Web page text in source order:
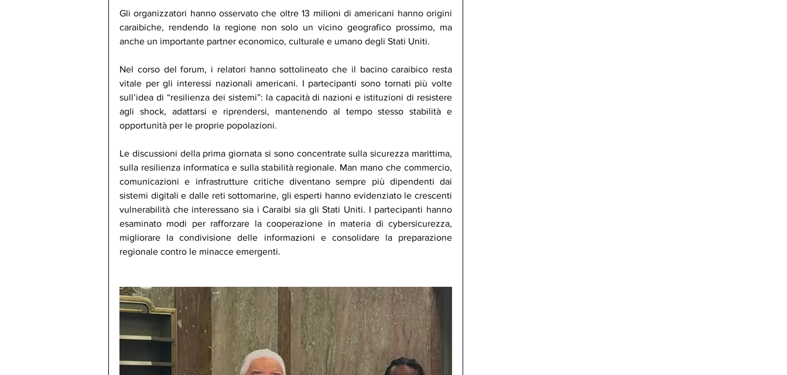
Gli organizzatori hanno osservato che oltre 13 milioni di americani hanno origini
caraibiche, rendendo la regione non solo un vicino geografico prossimo, ma
anche un importante partner economico, culturale e umano degli Stati Uniti.
Nel corso del forum, i relatori hanno sottolineato che il bacino caraibico resta
vitale per gli interessi nazionali americani. I partecipanti sono tornati più volte
sull’idea di “resilienza dei sistemi”: la capacità di nazioni e istituzioni di resistere
agli shock, adattarsi e riprendersi, mantenendo al tempo stesso stabilità e
opportunità per le proprie popolazioni.
Le discussioni della prima giornata si sono concentrate sulla sicurezza marittima,
sulla resilienza informatica e sulla stabilità regionale. Man mano che commercio,
comunicazioni e infrastrutture critiche diventano sempre più dipendenti dai
sistemi digitali e dalle reti sottomarine, gli esperti hanno evidenziato le crescenti
vulnerabilità che interessano sia i Caraibi sia gli Stati Uniti. I partecipanti hanno
esaminato modi per rafforzare la cooperazione in materia di cybersicurezza,
migliorare la condivisione delle informazioni e consolidare la preparazione
regionale contro le minacce emergenti.